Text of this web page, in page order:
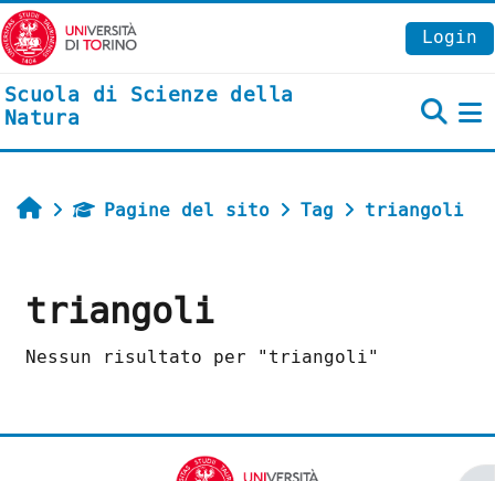
Vai al contenuto principale
Login
Scuola di Scienze della
Natura
HomePagine del sito Tag triangoli
triangoli
Nessun risultato per "triangoli"